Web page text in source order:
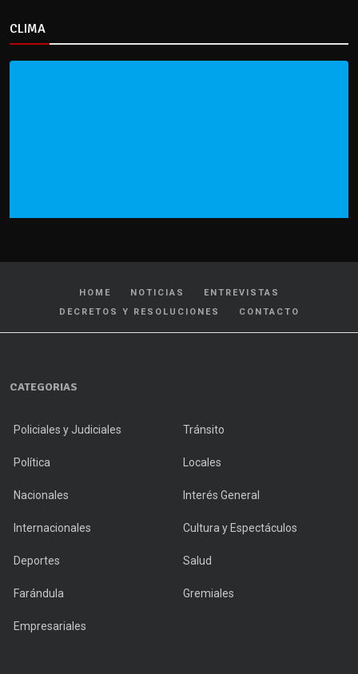
CLIMA
HOME NOTICIAS
ENTREVISTAS
DECRETOS Y RESOLUCIONES
CONTACTO
CATEGORIAS
Policiales y Judiciales Tránsito
Política Locales
Nacionales Interés General
Internacionales Cultura y Espectáculos
Deportes Salud
Farándula Gremiales
Empresariales